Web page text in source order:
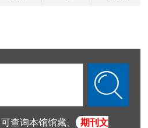
查询本馆馆藏、
期刊文